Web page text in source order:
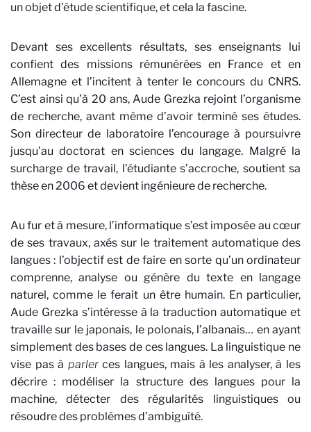
un objet d’étude scientifique, et cela la fascine.
Devant ses excellents résultats, ses enseignants lui
confient des missions rémunérées en France et en
Allemagne et l’incitent à tenter le concours du CNRS.
C’est ainsi qu’à 20 ans, Aude Grezka rejoint l’organisme
de recherche, avant même d’avoir terminé ses études.
Son directeur de laboratoire l’encourage à poursuivre
jusqu’au doctorat en sciences du langage. Malgré la
surcharge de travail, l’étudiante s’accroche, soutient sa
thèse en 2006 et devient ingénieure de recherche.
Au fur et à mesure, l’informatique s’est imposée au cœur
de ses travaux, axés sur le traitement automatique des
langues : l’objectif est de faire en sorte qu’un ordinateur
comprenne, analyse ou génère du texte en langage
naturel, comme le ferait un être humain. En particulier,
Aude Grezka s’intéresse à la traduction automatique et
travaille sur le japonais, le polonais, l’albanais… en ayant
simplement des bases de ces langues. La linguistique ne
vise pas à parlerces langues, mais à les analyser, à les
décrire: modéliser la structure des langues pour la
machine,détecter des régularités linguistiques ou
résoudre des problèmes d’ambiguïté.